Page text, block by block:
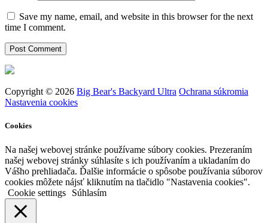
Save my name, email, and website in this browser for the next
time I comment.
Copyright © 2026 Big Bear's Backyard Ultra Ochrana súkromia
Nastavenia cookies
Cookies
Na našej webovej stránke používame súbory cookies. Prezeraním
našej webovej stránky súhlasíte s ich používaním a ukladaním do
Vášho prehliadača. Ďalšie informácie o spôsobe používania súborov
cookies môžete nájsť kliknutím na tlačidlo "Nastavenia cookies".
Cookie settings
Súhlasím